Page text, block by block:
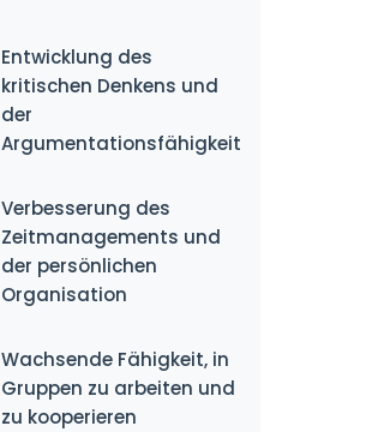
Entwicklung des
kritischen Denkens und
der
Argumentationsfähigkeit
Verbesserung des
Zeitmanagements und
der persönlichen
Organisation
Wachsende Fähigkeit, in
Gruppen zu arbeiten und
zu kooperieren